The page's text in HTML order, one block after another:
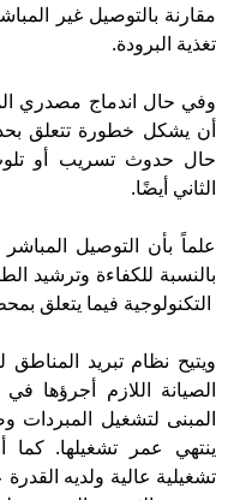
مقارنة بالتوصيل غير
تغذية البرودة.
وفي حال اندماج مصدري
أن يشكل خطورة تتعلق
حال حدوث تسريب أو
الثاني أيضًا.
علماً بأن التوصيل
بالنسبة للكفاءة وترشيد
التكنولوجية فيما يتعلق
ويتيح نظام تبريد
الصيانة اللازم أجرؤها
المبنى لتشغيل المبردات
ينتهي عمر تشغيلها. كما
تشغيلية عالية ولديه